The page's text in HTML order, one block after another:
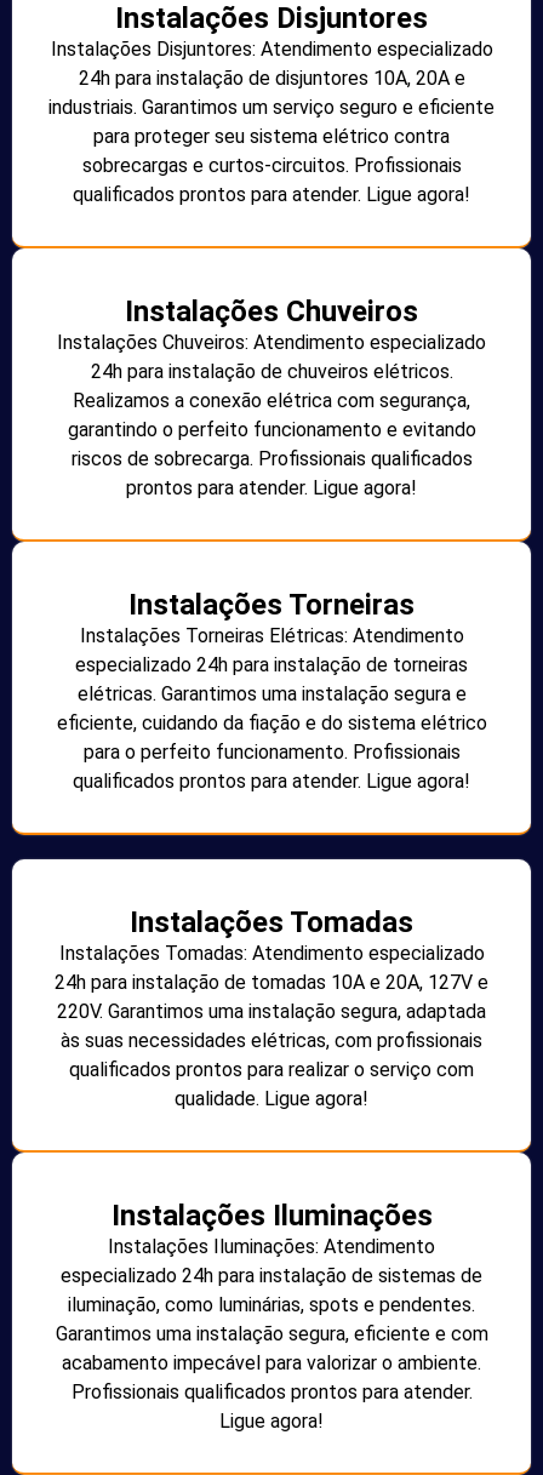
Instalações Disjuntores
Instalações Disjuntores: Atendimento especializado
24h para instalação de disjuntores 10A, 20A e
industriais. Garantimos um serviço seguro e eficiente
para proteger seu sistema elétrico contra
sobrecargas e curtos-circuitos. Profissionais
qualificados prontos para atender. Ligue agora!
Instalações Chuveiros
Instalações Chuveiros: Atendimento especializado
24h para instalação de chuveiros elétricos.
Realizamos a conexão elétrica com segurança,
garantindo o perfeito funcionamento e evitando
riscos de sobrecarga. Profissionais qualificados
prontos para atender. Ligue agora!
Instalações Torneiras
Instalações Torneiras Elétricas: Atendimento
especializado 24h para instalação de torneiras
elétricas. Garantimos uma instalação segura e
eficiente, cuidando da fiação e do sistema elétrico
para o perfeito funcionamento. Profissionais
qualificados prontos para atender. Ligue agora!
Instalações Tomadas
Instalações Tomadas: Atendimento especializado
24h para instalação de tomadas 10A e 20A, 127V e
220V. Garantimos uma instalação segura, adaptada
às suas necessidades elétricas, com profissionais
qualificados prontos para realizar o serviço com
qualidade. Ligue agora!
Instalações Iluminações
Instalações Iluminações: Atendimento
especializado 24h para instalação de sistemas de
iluminação, como luminárias, spots e pendentes.
Garantimos uma instalação segura, eficiente e com
acabamento impecável para valorizar o ambiente.
Profissionais qualificados prontos para atender.
Ligue agora!